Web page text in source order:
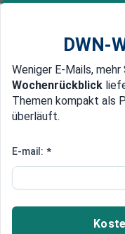
Newsticker MEIN
Edelmetalle
Bargeld-Summe vervierfacht
Sparer
Bargeld ein
Seit der Euro-
DWN-
Weniger E-Mails,
Wochenrückblick
Themen kompakt als
überläuft.
E-mail: *